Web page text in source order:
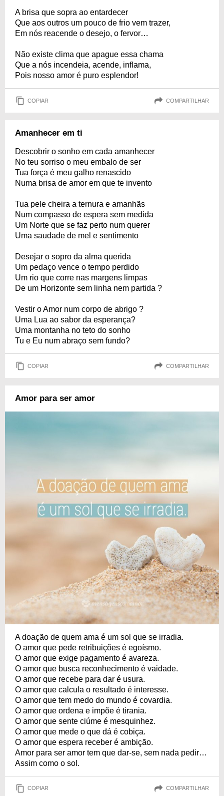
A brisa que sopra ao entardecer
Que aos outros um pouco de frio vem trazer,
Em nós reacende o desejo, o fervor…
Não existe clima que apague essa chama
Que a nós incendeia, acende, inflama,
Pois nosso amor é puro esplendor!
COPIAR COMPARTILHAR
Amanhecer em ti
Descobrir o sonho em cada amanhecer
No teu sorriso o meu embalo de ser
Tua força é meu galho renascido
Numa brisa de amor em que te invento
Tua pele cheira a ternura e amanhãs
Num compasso de espera sem medida
Um Norte que se faz perto num querer
Uma saudade de mel e sentimento
Desejar o sopro da alma querida
Um pedaço vence o tempo perdido
Um rio que corre nas margens limpas
De um Horizonte sem linha nem partida ?
Vestir o Amor num corpo de abrigo ?
Uma Lua ao sabor da esperança?
Uma montanha no teto do sonho
Tu e Eu num abraço sem fundo?
COPIAR COMPARTILHAR
Amor para ser amor
A doação de quem ama é um sol que se irradia.
O amor que pede retribuições é egoísmo.
O amor que exige pagamento é avareza.
O amor que busca reconhecimento é vaidade.
O amor que recebe para dar é usura.
O amor que calcula o resultado é interesse.
O amor que tem medo do mundo é covardia.
O amor que ordena e impõe é tirania.
O amor que sente ciúme é mesquinhez.
O amor que mede o que dá é cobiça.
O amor que espera receber é ambição.
Amor para ser amor tem que dar-se, sem nada pedir…
Assim como o sol.
COPIAR COMPARTILHAR